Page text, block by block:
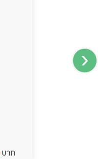
บาท